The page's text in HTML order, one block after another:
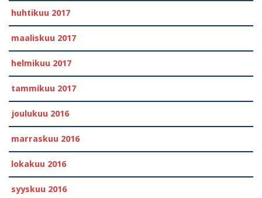
huhtikuu 2017
maaliskuu 2017
helmikuu 2017
tammikuu 2017
joulukuu 2016
marraskuu 2016
lokakuu 2016
syyskuu 2016